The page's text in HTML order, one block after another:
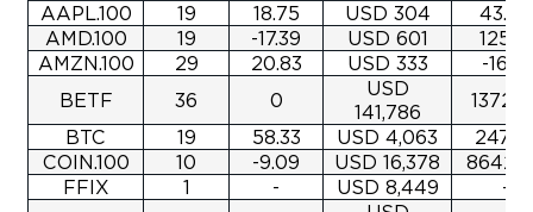
AAPL.100
19 18.75 USD 304
43.45
AMD.100
19 -17.39 USD 601
125.19
AMZN.100
29 20.83 USD 333
-16.12
BETF
36 0
USD
141,786
BTC
19 58.33 USD 4,063
COIN.100
10 -9.09 USD 16,378
FFIX
1 - USD 8,449
-